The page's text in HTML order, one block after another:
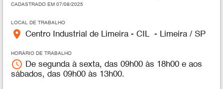
CADASTRADO EM 07/08/2025
LOCAL DE TRABALHO
place Centro Industrial de Limeira - CIL - Limeira / SP
HORÁRIO DE TRABALHO
access_time De segunda à sexta, das 09h00 às 18h00 e aos
sábados, das 09h00 às 13h00.